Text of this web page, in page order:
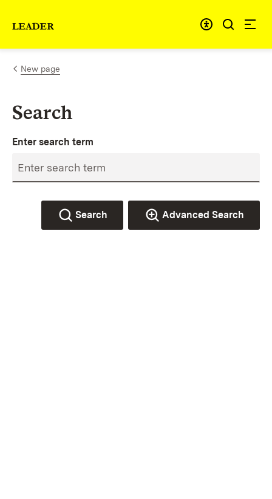
Link to homepage
New page
Search
Enter search term
Search Advanced Search